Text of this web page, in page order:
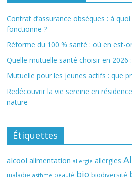
Contrat d’assurance obsèques : à
fonctionne ?
Réforme du 100 % santé : où en est-
Quelle mutuelle santé choisir en 2026
Mutuelle pour les jeunes actifs : que
Redécouvrir la vie sereine en
nature
Étiquettes
alcool alimentation allergie allergies
maladie asthme beauté bio biodiversité